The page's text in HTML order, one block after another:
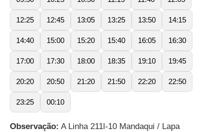
12:25 12:45 13:05 13:25 13:50 14:15
14:40 15:00 15:20 15:40 16:05 16:30
17:00 17:30 18:00 18:35 19:10 19:45
20:20 20:50 21:20 21:50 22:20 22:50
23:25 00:10
Observação: A Linha 211l-10 Mandaqui / Lapa